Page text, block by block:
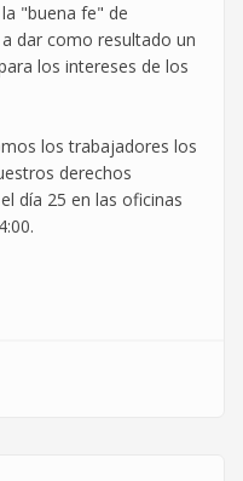
"buena fe" de
dar como resultado un
los intereses de los
los trabajadores los
derechos
día 25 en las oficinas